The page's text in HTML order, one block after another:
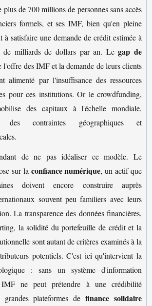
de 700 millions de personnes sans accès
formels, et ses IMF, bien qu'en pleine
à satisfaire une demande de crédit estimée à
de milliards de dollars par an. Legap de
l'offre des IMF et la demande de leurs clients
alimenté par l'insuffisance des ressources
pour ces institutions. Or le crowdfunding,
des capitaux à l'échelle mondiale,
des contraintes géographiques et
de ne pas idéaliser ce modèle. Le
sur la confiance numérique, un actif que
doivent encore construire auprès
souvent peu familiers avec leurs
La transparence des données financières,
la solidité du portefeuille de crédit et la
sont autant de critères examinés à la
potentiels. C'est ici qu'intervient la
: sans un système d'information
IMF ne peut prétendre à une crédibilité
grandes plateformes definance solidaire